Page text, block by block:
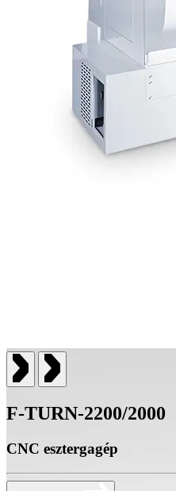
F-TURN-2200/2000
CNC esztergagép